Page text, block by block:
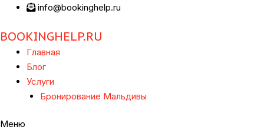
info@bookinghelp.ru
BOOKINGHELP.RU
Главная
Блог
Услуги
Бронирование Мальдивы
Меню